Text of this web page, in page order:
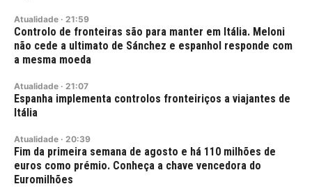
Atualidade · 21:59
Controlo de fronteiras são para manter em Itália. Meloni
não cede a ultimato de Sánchez e espanhol responde com
a mesma moeda
Atualidade · 21:07
Espanha implementa controlos fronteiriços a viajantes de
Itália
Atualidade · 20:39
Fim da primeira semana de agosto e há 110 milhões de
euros como prémio. Conheça a chave vencedora do
Euromilhões